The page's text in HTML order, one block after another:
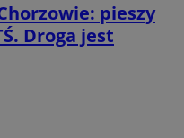
pieszy
Droga jest